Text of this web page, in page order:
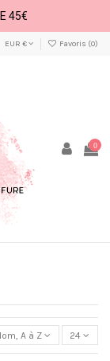
45€
EUR € Favoris (0)
0
A à Z 24